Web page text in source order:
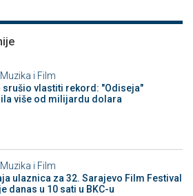
Muzika i Film
srušio vlastiti rekord: "Odiseja"
više od milijardu dolara
Muzika i Film
ulaznica za 32. Sarajevo Film Festival
danas u 10 sati u BKC-u